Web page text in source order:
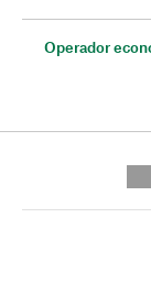
Operador